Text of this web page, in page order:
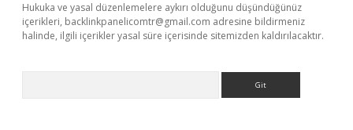
Hukuka ve yasal düzenlemelere aykırı olduğunu düşündüğünüz
içerikleri, backlinkpanelicomtr@gmail.com adresine bildirmeniz
halinde, ilgili içerikler yasal süre içerisinde sitemizden kaldırılacaktır.